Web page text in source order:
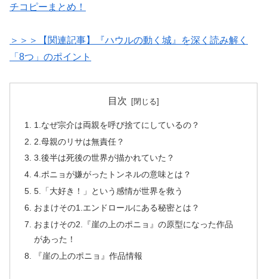
チコピーまとめ！
＞＞＞【関連記事】『ハウルの動く城』を深く読み解く
「8つ」のポイント
目次
1.なぜ宗介は両親を呼び捨てにしているの？
2.母親のリサは無責任？
3.後半は死後の世界が描かれていた？
4.ポニョが嫌がったトンネルの意味とは？
5.「大好き！」という感情が世界を救う
おまけその1.エンドロールにある秘密とは？
おまけその2.『崖の上のポニョ』の原型になった作品
があった！
『崖の上のポニョ』作品情報